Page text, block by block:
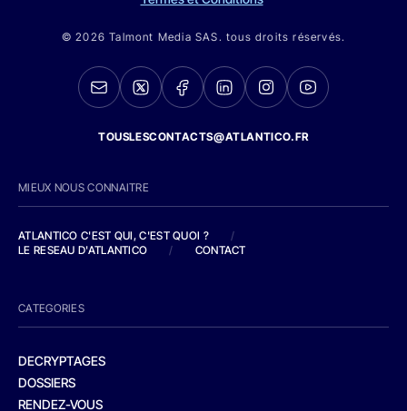
© 2026 Talmont Media SAS. tous droits réservés.
TOUSLESCONTACTS@ATLANTICO.FR
MIEUX NOUS CONNAITRE
ATLANTICO C'EST QUI, C'EST QUOI ?
/
LE RESEAU D'ATLANTICO
/ CONTACT
CATEGORIES
DECRYPTAGES
DOSSIERS
RENDEZ-VOUS